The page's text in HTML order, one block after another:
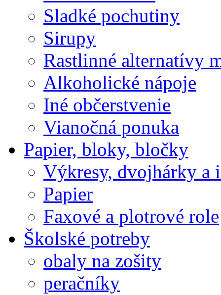
Sladké pochutiny
Sirupy
Rastlinné alternatívy
Alkoholické nápoje
Iné občerstvenie
Vianočná ponuka
Papier, bloky, bločky
Výkresy, dvojhárky a
Papier
Faxové a plotrové role
Školské potreby
obaly na zošity
peračníky